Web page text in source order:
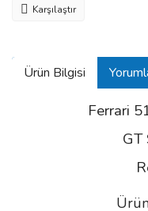
Karşılaştır
Ürün Bilgisi
Ferrari
GT